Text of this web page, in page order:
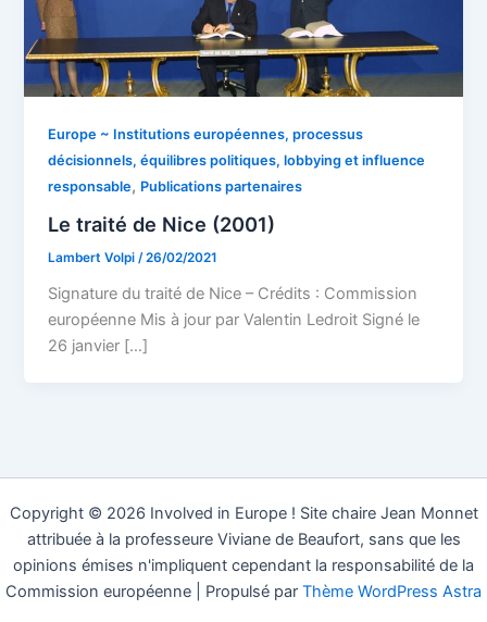
Europe ~ Institutions européennes, processus
décisionnels, équilibres politiques, lobbying et influence
responsable, Publications partenaires
Le traité de Nice (2001)
Lambert Volpi/26/02/2021
Signature du traité de Nice – Crédits : Commission
européenne Mis à jour par Valentin Ledroit Signé le
26 janvier […]
Copyright © 2026 Involved in Europe ! Site chaire Jean Monnet
attribuée à la professeure Viviane de Beaufort, sans que les
opinions émises n'impliquent cependant la responsabilité de la
Commission européenne | Propulsé par Thème WordPress Astra